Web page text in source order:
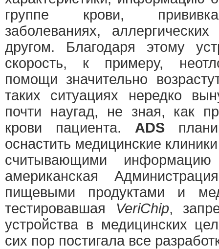
группе крови,
заболеваниях,
другом. Благодаря этому
скорость, к примеру,
помощи значительно
таких ситуациях нередко
почти наугад, не зная, как
крови пациента. ADS
оснастить медицинские
считывающими
американская
пищевыми продуктами и
тестировавшая VeriChip,
устройства в медицинских
сих пор постигала все